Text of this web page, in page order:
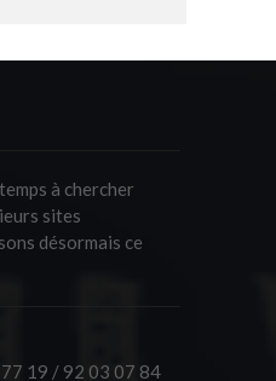
à chercher
sites
désormais ce
19 / 92 03 07 84